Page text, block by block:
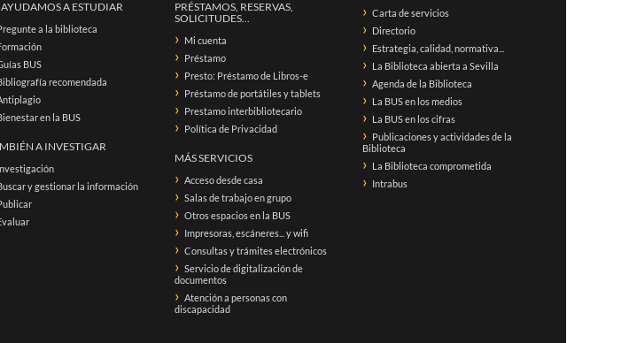
AYUDAMOS A ESTUDIAR
a la biblioteca
BUS
recomendada
en la BUS
A INVESTIGAR
y gestionar la información
PRÉSTAMOS, RESERVAS,
SOLICITUDES...
Mi cuenta
Préstamo
Presto: Préstamo de Libros-e
Préstamo de portátiles y tablets
Prestamo interbibliotecario
Política de Privacidad
MÁS SERVICIOS
Acceso desde casa
Salas de trabajo en grupo
Otros espacios en la BUS
Impresoras, escáneres... y wifi
Consultas y trámites electrónicos
Servicio de digitalización de
documentos
Atención a personas con
discapacidad
Carta de servicios
Directorio
Estrategia, calidad, normativa...
La Biblioteca abierta a Sevilla
Agenda de la Biblioteca
La BUS en los medios
La BUS en los cifras
Publicaciones y actividades de la
Biblioteca
La Biblioteca comprometida
Intrabus